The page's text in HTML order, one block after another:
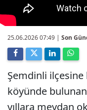
25.06.2026 07:49 | Son
Şemdinli ilçesine
köyünde bulunan
yıllara meydan